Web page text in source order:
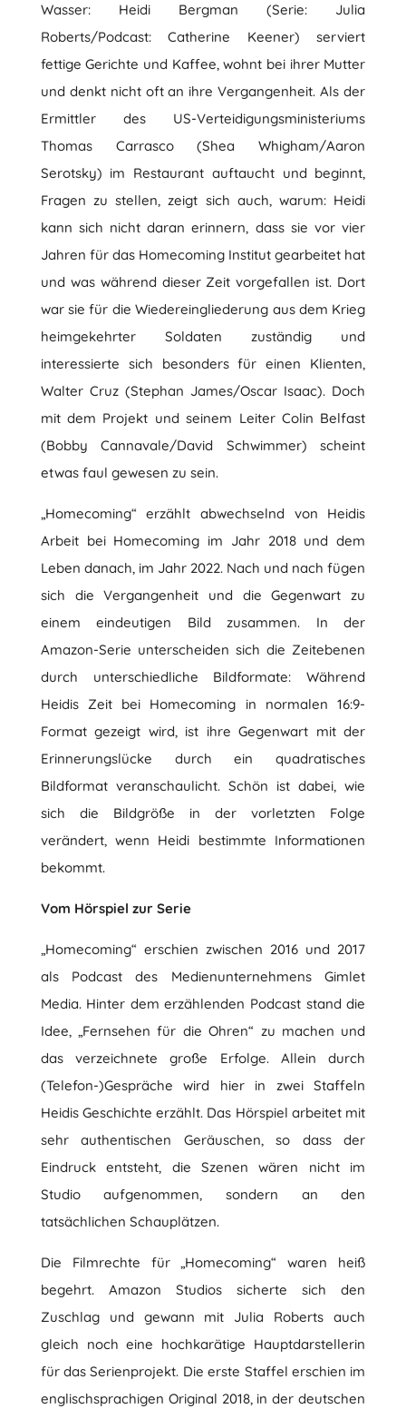
Wasser: Heidi Bergman (Serie: Julia
Roberts/Podcast: Catherine Keener) serviert
fettige Gerichte und Kaffee, wohnt bei ihrer Mutter
und denkt nicht oft an ihre Vergangenheit. Als der
Ermittler des US-Verteidigungsministeriums
Thomas Carrasco (Shea Whigham/Aaron
Serotsky) im Restaurant auftaucht und beginnt,
Fragen zu stellen, zeigt sich auch, warum: Heidi
kann sich nicht daran erinnern, dass sie vor vier
Jahren für das Homecoming Institut gearbeitet hat
und was während dieser Zeit vorgefallen ist. Dort
war sie für die Wiedereingliederung aus dem Krieg
heimgekehrter Soldaten zuständig und
interessierte sich besonders für einen Klienten,
Walter Cruz (Stephan James/Oscar Isaac). Doch
mit dem Projekt und seinem Leiter Colin Belfast
(Bobby Cannavale/David Schwimmer) scheint
etwas faul gewesen zu sein.
„Homecoming“ erzählt abwechselnd von Heidis
Arbeit bei Homecoming im Jahr 2018 und dem
Leben danach, im Jahr 2022. Nach und nach fügen
sich die Vergangenheit und die Gegenwart zu
einem eindeutigen Bild zusammen. In der
Amazon-Serie unterscheiden sich die Zeitebenen
durch unterschiedliche Bildformate: Während
Heidis Zeit bei Homecoming in normalen 16:9-
Format gezeigt wird, ist ihre Gegenwart mit der
Erinnerungslücke durch ein quadratisches
Bildformat veranschaulicht. Schön ist dabei, wie
sich die Bildgröße in der vorletzten Folge
verändert, wenn Heidi bestimmte Informationen
bekommt.
Vom Hörspiel zur Serie
„Homecoming“ erschien zwischen 2016 und 2017
als Podcast des Medienunternehmens Gimlet
Media. Hinter dem erzählenden Podcast stand die
Idee, „Fernsehen für die Ohren“ zu machen und
das verzeichnete große Erfolge. Allein durch
(Telefon-)Gespräche wird hier in zwei Staffeln
Heidis Geschichte erzählt. Das Hörspiel arbeitet mit
sehr authentischen Geräuschen, so dass der
Eindruck entsteht, die Szenen wären nicht im
Studio aufgenommen, sondern an den
tatsächlichen Schauplätzen.
Die Filmrechte für „Homecoming“ waren heiß
begehrt. Amazon Studios sicherte sich den
Zuschlag und gewann mit Julia Roberts auch
gleich noch eine hochkarätige Hauptdarstellerin
für das Serienprojekt. Die erste Staffel erschien im
englischsprachigen Original 2018, in der deutschen